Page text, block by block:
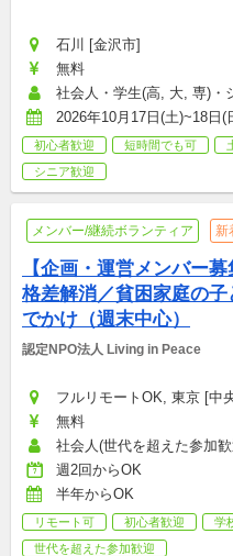
石川 [金沢市]
無料
社会人・学生(高, 大, 専)・
2026年10月17日(土)~18日(
初心者歓迎 短時間でも可
シニア歓迎
メンバー/継続ボランティア 新
【企画・運営メンバー
格差解消／貧困家庭の子
でかけ（週末中心）
認定NPO法人 Living in Peace
フルリモートOK, 東京 [中
無料
社会人(世代を超えた参加
週2回からOK
半年からOK
リモート可 初心者歓迎 学
世代を超えた参加歓迎